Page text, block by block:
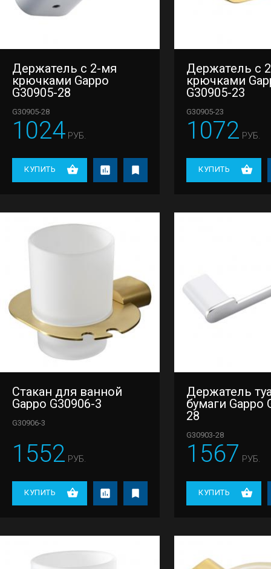
Держатель с 2-мя
крючками Gappo
G30905-28
G30905-28
1024 РУБ.
КУПИТЬ
Держатель с
крючками
G30905-23
G30905-23
1072 РУБ.
КУПИТЬ
Стакан для ванной
Gappo G30906-3
G30906-3
1552 РУБ.
КУПИТЬ
Держатель
бумаги Gappo
28
G30903-28
1567 РУБ.
КУПИТЬ